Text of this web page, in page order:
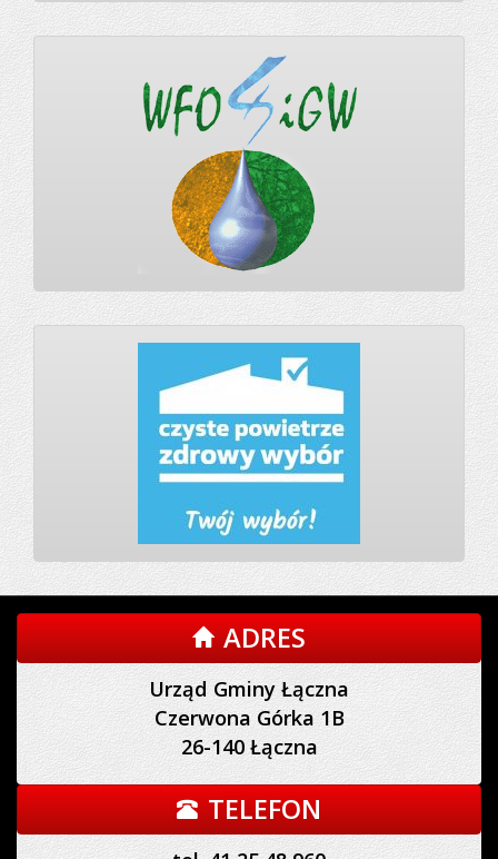
ADRES
Urząd Gminy Łączna
Czerwona Górka 1B
26-140 Łączna
TELEFON